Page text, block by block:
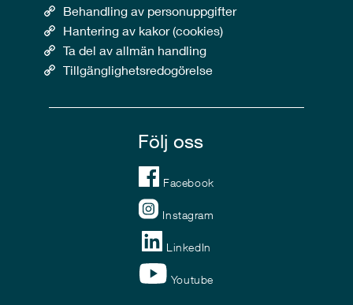
Behandling av personuppgifter
Hantering av kakor (cookies)
Ta del av allmän handling
Tillgänglighetsredogörelse
Följ oss
Facebook
Instagram
LinkedIn
Youtube